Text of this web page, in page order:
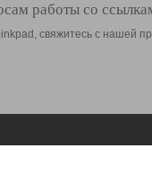
работы со
свяжитесь с